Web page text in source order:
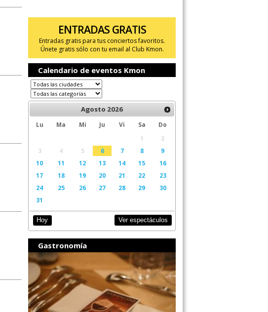
ENTRADAS GRATIS
Entradas gratis para tus conciertos favoritos.
Únete gratis sólo con tu email al Club Kmon.
Calendario de eventos Kmon
Agosto 2026
Lu Ma Mi Ju Vi Sa
Do
1
2
3
4 5 6 7 8
9
10
11 12 13 14 15
16
17
18 19 20 21 22
23
24
25 26 27 28 29
30
31
Hoy Ver espectáculos
Gastronomía